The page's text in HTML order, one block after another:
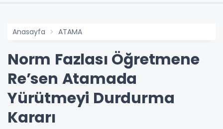
Anasayfa ATAMA
Norm Fazlası Öğretmene
Re’sen Atamada
Yürütmeyi Durdurma
Kararı